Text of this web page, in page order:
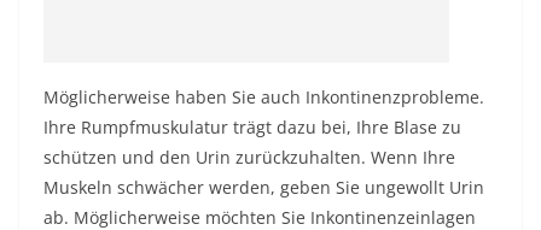
Möglicherweise haben Sie auch Inkontinenzprobleme.
Ihre Rumpfmuskulatur trägt dazu bei, Ihre Blase zu
schützen und den Urin zurückzuhalten. Wenn Ihre
Muskeln schwächer werden, geben Sie ungewollt Urin
ab. Möglicherweise möchten Sie Inkontinenzeinlagen